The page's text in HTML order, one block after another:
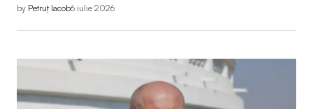
by Petruț Iacob6 iulie 2026